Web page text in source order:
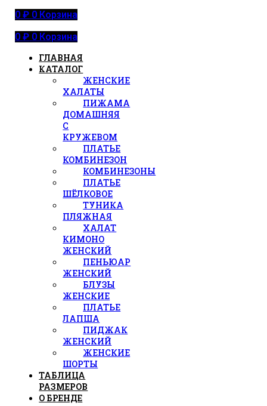
0₽ 0 Корзина
0₽ 0 Корзина
ГЛАВНАЯ
КАТАЛОГ
ЖЕНСКИЕ
ХАЛАТЫ
ПИЖАМА
ДОМАШНЯЯ
С
КРУЖЕВОМ
ПЛАТЬЕ
КОМБИНЕЗОН
КОМБИНЕЗОНЫ
ПЛАТЬЕ
ШЁЛКОВОЕ
ТУНИКА
ПЛЯЖНАЯ
ХАЛАТ
КИМОНО
ЖЕНСКИЙ
ПЕНЬЮАР
ЖЕНСКИЙ
БЛУЗЫ
ЖЕНСКИЕ
ПЛАТЬЕ
ЛАПША
ПИДЖАК
ЖЕНСКИЙ
ЖЕНСКИЕ
ШОРТЫ
ТАБЛИЦА
РАЗМЕРОВ
О БРЕНДЕ